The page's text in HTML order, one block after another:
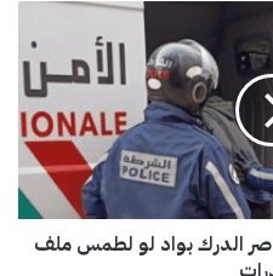
الدرك بواد لو لطمس ملف